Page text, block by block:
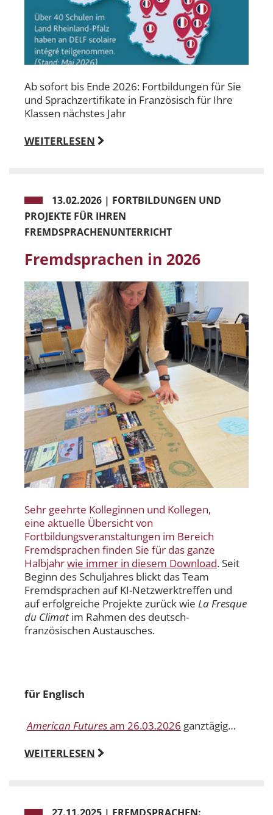
Ab sofort bis Ende 2026: Fortbildungen für Sie
und Sprachzertifikate in Französisch für Ihre
Klassen nächstes Jahr
WEITERLESEN
13.02.2026 | FORTBILDUNGEN UND
PROJEKTE FÜR IHREN
FREMDSPRACHENUNTERRICHT
Fremdsprachen in 2026
Sehr geehrte Kolleginnen und Kollegen,
eine aktuelle Übersicht von
Fortbildungsveranstaltungen im Bereich
Fremdsprachen finden Sie für das ganze
Halbjahrwie immer in diesem Download. Seit
Beginn des Schuljahres blickt das Team
Fremdsprachen auf KI-Netzwerktreffen und
auf erfolgreiche Projekte zurück wie La Fresque
du Climat im Rahmen des deutsch-
französischen Austausches.
für Englisch
American Futuresam 26.03.2026 ganztägig…
WEITERLESEN
27.11.2025 | FREMDSPRACHEN: